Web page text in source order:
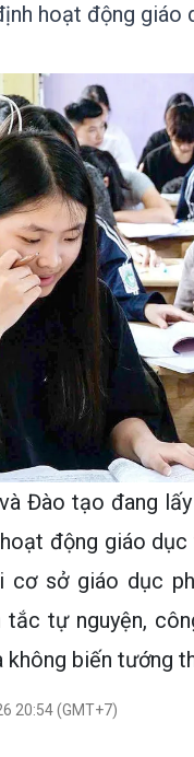
hoạt động giáo
Đào tạo đang
động giáo
cơ sở giáo dục
tắc tự nguyện,
không biến tướng
20:54 (GMT+7)